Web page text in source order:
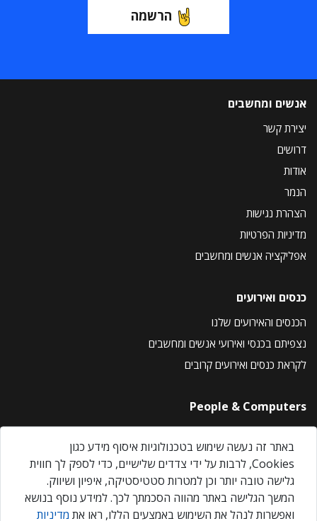
הרשמה
אנשים ומחשבים
יצירת קשר
דרושים
אודות
הנמר
הצהרת נגישות
מדיניות הפרטיות
אפליקציה אנשים ומחשבים
כנסים ואירועים
הכנסים והאירועים שלנו
נצפיתם בכנסי ואירועי אנשים ומחשבים
לקראת כנסים ואירועים קרובים
People & Computers
About Us
Privacy Policy
Contact Us
Our Events
באתר זה נעשה שימוש בטכנולוגיות איסוף מידע כגון
Cookies, לרבות על ידי צדדים שלישיים, כדי לספק לך חווית
גלישה טובה יותר וכן למטרות סטטיסטיקה, איפיון ושיווק.
המשך הגלישה באתר מהווה הסכמתך לכך. למידע נוסף בנושא
ואפשרות לנהל את השימוש באמצעים הללו, ראו את מדיניות